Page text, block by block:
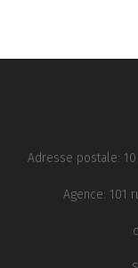
Adresse postale:
Agence: 101